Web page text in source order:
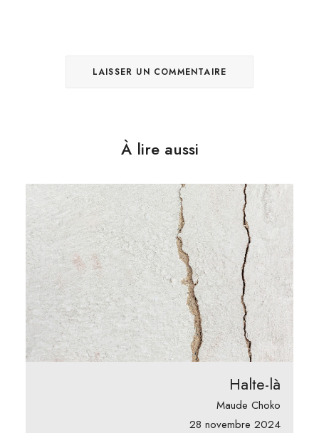
À lire aussi
Halte-là
Maude Choko
28 novembre 2024